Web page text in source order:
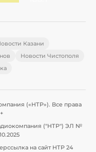
Казани
Новости Чистополя
(«НТР»). Все права
("НТР") ЭЛ №
на сайт НТР 24